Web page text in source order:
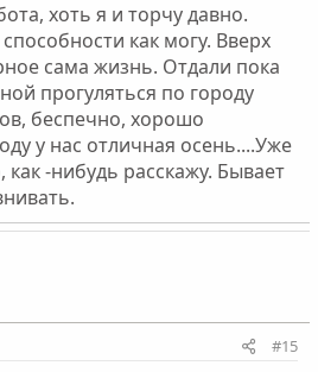
хоть я и торчу давно.
как могу. Вверх
сама жизнь. Отдали пока
прогуляться по городу
беспечно, хорошо
у нас отличная осень....Уже
-нибудь расскажу. Бывает
#15